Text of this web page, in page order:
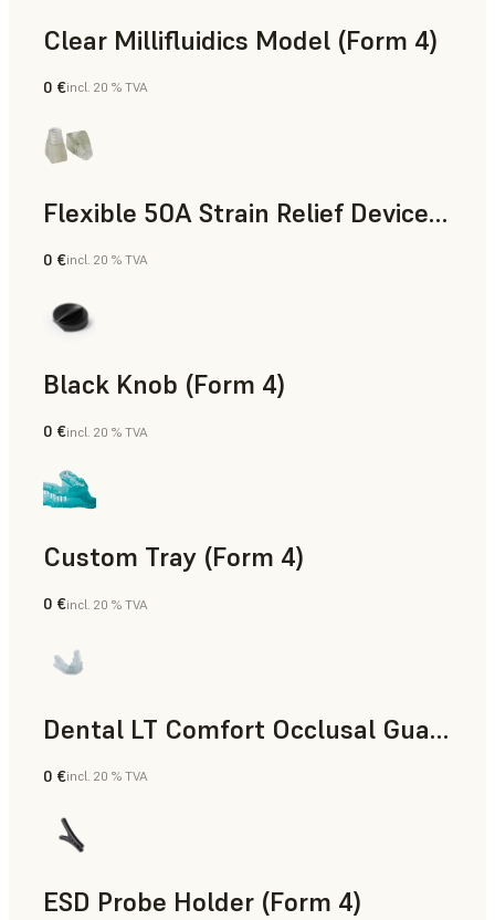
Clear Millifluidics Model (Form 4)
Résine standard
0 €incl. 20 % TVA
Flexible 50A Strain Relief Device (Form 4)
Ingénierie
0 €incl. 20 % TVA
Black Knob (Form 4)
Résine standard
0 €incl. 20 % TVA
Custom Tray (Form 4)
Dentaire
0 €incl. 20 % TVA
Dental LT Comfort Occlusal Guard (Form 4)
Dentaire
0 €incl. 20 % TVA
ESD Probe Holder (Form 4)